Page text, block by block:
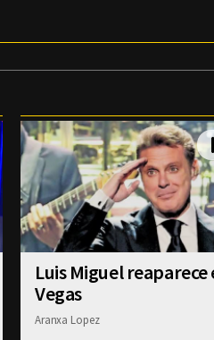
Luis Miguel reaparece
Vegas
Aranxa Lopez